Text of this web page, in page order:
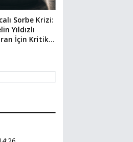
Sorbe Krizi:
Yıldızlı
İçin Kritik